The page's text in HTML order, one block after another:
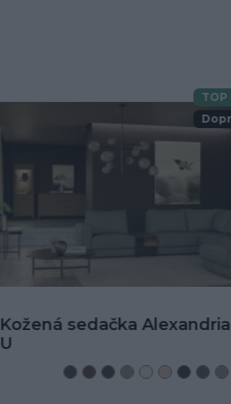
TOP
Kožená rohová sedačka